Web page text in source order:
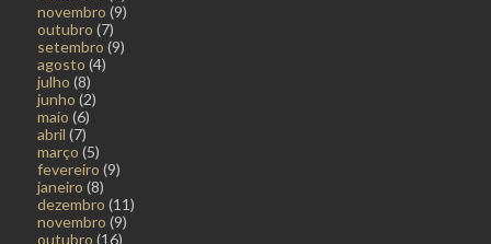
novembro (9)
outubro (7)
setembro (9)
agosto (4)
julho (8)
junho (2)
maio (6)
abril (7)
março (5)
fevereiro (9)
janeiro (8)
dezembro (11)
novembro (9)
outubro (16)